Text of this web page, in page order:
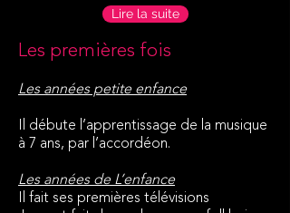
Lire la suite
Les premières fois
Les années petite enfance
Il débute l’apprentissage de la musique
à 7 ans, par l’accordéon.
Les années de L’enfance
Il fait ses premières télévisions